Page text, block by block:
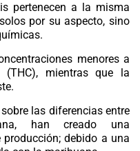
pertenecen a la misma
por su aspecto, sino
menores a
(THC), mientras que la
las diferencias entre
han creado una
debido a una